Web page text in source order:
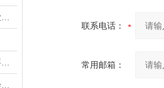
联系电话：
常用邮箱：